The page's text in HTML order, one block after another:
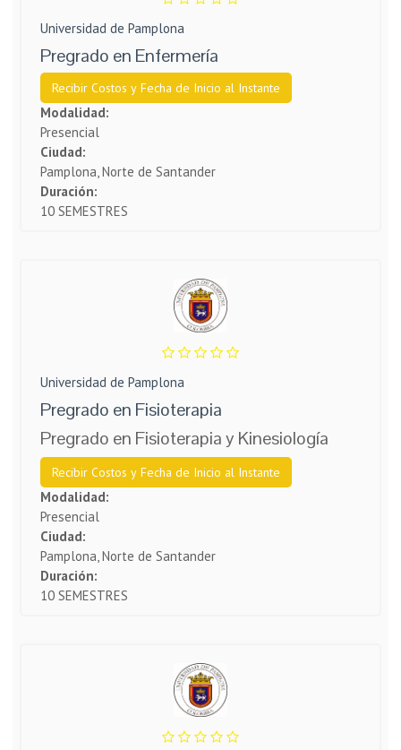
Universidad de Pamplona
Pregrado en Enfermería
Recibir Costos y Fecha de Inicio al Instante
Modalidad:
Presencial
Ciudad:
Pamplona, Norte de Santander
Duración:
10 SEMESTRES
Universidad de Pamplona
Pregrado en Fisioterapia
Pregrado en Fisioterapia y Kinesiología
Recibir Costos y Fecha de Inicio al Instante
Modalidad:
Presencial
Ciudad:
Pamplona, Norte de Santander
Duración:
10 SEMESTRES